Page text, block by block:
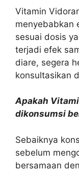
Vitamin
menyebabkan
sesuai dosis
terjadi efek
diare, segera
konsultasikan
Apakah
dikonsumsi
Sebaiknya
sebelum
bersamaan